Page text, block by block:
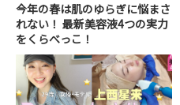
今年の春は肌のゆらぎに悩まさ
れない！ 最新美容液4つの実力
をくらべっこ！